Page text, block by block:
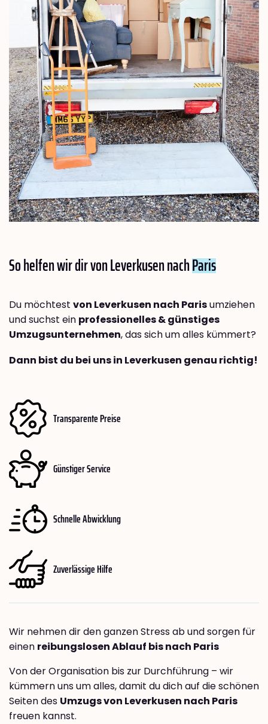
So helfen wir dir von Leverkusen nachParis
Du möchtest von Leverkusen nach Parisumziehen
und suchst ein professionelles & günstiges
Umzugsunternehmen, das sich um alles kümmert?
Dann bist du bei uns in Leverkusen genau richtig!
Transparente Preise
Günstiger Service
Schnelle Abwicklung
Zuverlässige Hilfe
Wir nehmen dir den ganzen Stress ab und sorgen für
einen reibungslosen Ablauf bis nach Paris
Von der Organisation bis zur Durchführung – wir
kümmern uns um alles, damit du dich auf die schönen
Seiten des Umzugs von Leverkusen nach Paris
freuen kannst.